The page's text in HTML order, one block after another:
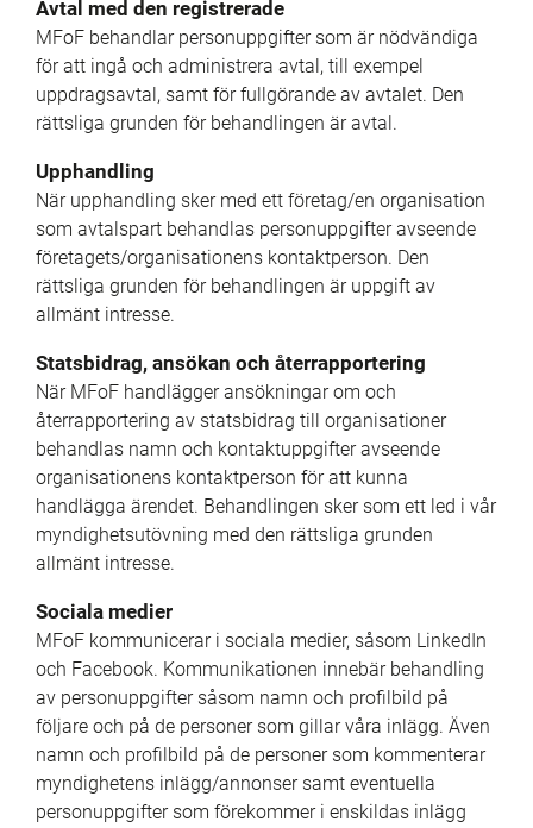
Avtal med den registrerade
MFoF behandlar personuppgifter som är nödvändiga
för att ingå och administrera avtal, till exempel
uppdragsavtal, samt för fullgörande av avtalet. Den
rättsliga grunden för behandlingen är avtal.
Upphandling
När upphandling sker med ett företag/en organisation
som avtalspart behandlas personuppgifter avseende
företagets/organisationens kontaktperson. Den
rättsliga grunden för behandlingen är uppgift av
allmänt intresse.
Statsbidrag, ansökan och återrapportering
När MFoF handlägger ansökningar om och
återrapportering av statsbidrag till organisationer
behandlas namn och kontaktuppgifter avseende
organisationens kontaktperson för att kunna
handlägga ärendet. Behandlingen sker som ett led i vår
myndighetsutövning med den rättsliga grunden
allmänt intresse.
Sociala medier
MFoF kommunicerar i sociala medier, såsom LinkedIn
och Facebook. Kommunikationen innebär behandling
av personuppgifter såsom namn och profilbild på
följare och på de personer som gillar våra inlägg. Även
namn och profilbild på de personer som kommenterar
myndighetens inlägg/annonser samt eventuella
personuppgifter som förekommer i enskildas inlägg